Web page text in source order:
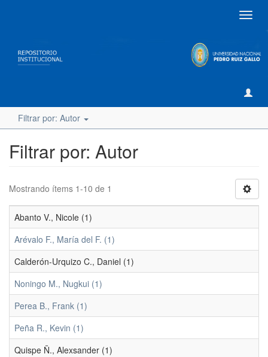
Filtrar por: Autor
Filtrar por: Autor
Mostrando ítems 1-10 de 1
Abanto V., Nicole (1)
Arévalo F., María del F. (1)
Calderón-Urquizo C., Daniel (1)
Noningo M., Nugkui (1)
Perea B., Frank (1)
Peña R., Kevin (1)
Quispe Ñ., Alexsander (1)